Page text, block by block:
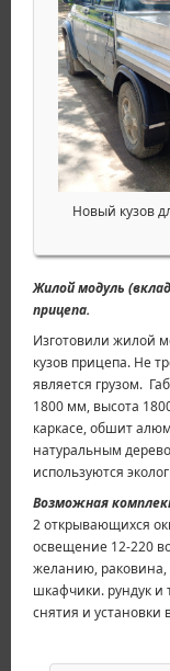
Новый кузов
Жилой модуль
прицепа.
Изготовили жилой
кузов прицепа. Не
является грузом.
1800 мм, высота
каркасе, обшит
натуральным
используются
Возможная
2 открывающихся
освещение 12-220
желанию, раковина,
шкафчики. рундук и
снятия и установки